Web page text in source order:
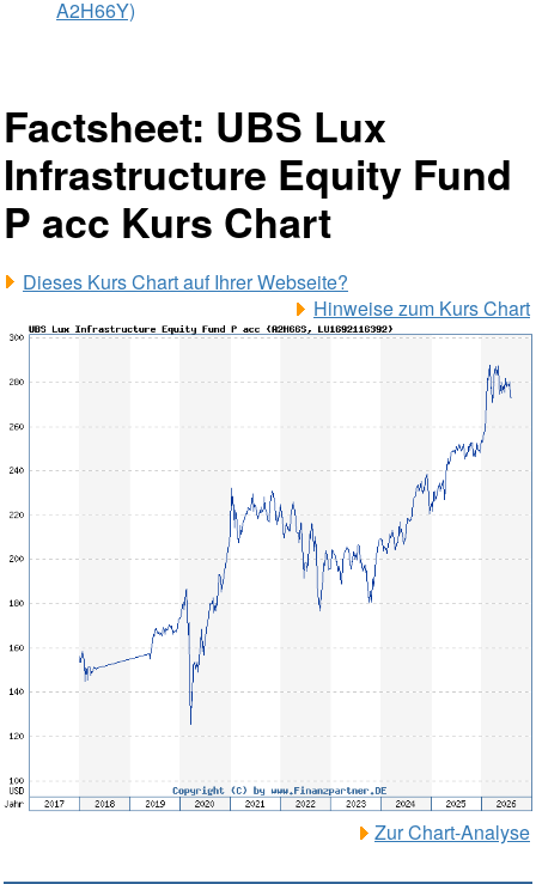
A2H66Y)
Factsheet: UBS Lux
Infrastructure Equity Fund
P acc Kurs Chart
Dieses Kurs Chart auf Ihrer Webseite?
Hinweise zum Kurs Chart
Zur Chart-Analyse